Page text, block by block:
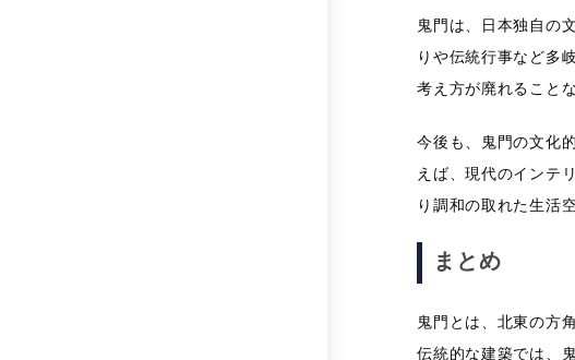
鬼門は、日本独自の
りや伝統行事など多
考え方が廃れること
今後も、鬼門の文化
えば、現代のインテ
り調和の取れた生活
まとめ
鬼門とは、北東の方
伝統的な建築では、